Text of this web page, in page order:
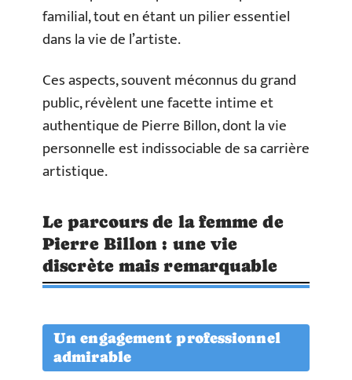
familial, tout en étant un pilier essentiel
dans la vie de l’artiste.
Ces aspects, souvent méconnus du grand
public, révèlent une facette intime et
authentique de Pierre Billon, dont la vie
personnelle est indissociable de sa carrière
artistique.
Le parcours de la femme de
Pierre Billon : une vie
discrète mais remarquable
Un engagement professionnel
admirable